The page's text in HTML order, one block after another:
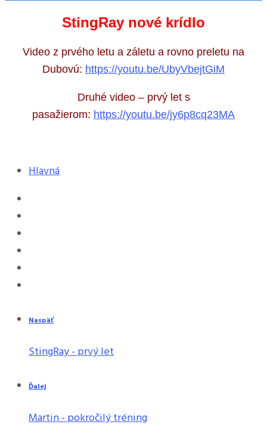
StingRay nové krídlo
Video z prvého letu a záletu a rovno preletu na
Dubovú: https://youtu.be/UbyVbejtGiM
Druhé video – prvý let s
pasažierom: https://youtu.be/jy6p8cq23MA
Hlavná
Naspäť
StingRay - prvý let
Ďalej
Martin - pokročilý tréning